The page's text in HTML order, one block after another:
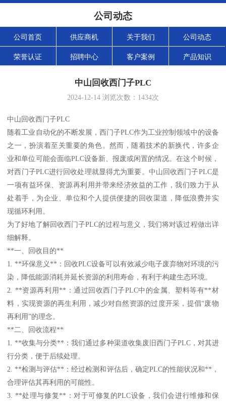
公司动态
公司首页 供应商机 关于我们 公司动态
荣誉认证 招聘中心 客户案例 产品知识
中山回收西门子PLC
2024-12-14 浏览次数： 1434次
中山回收西门子PLC
随着工业自动化的不断发展，西门子PLC作为工业控制领域中的设备
之一，扮演着至关重要的角色。然而，随着技术的新换代，许多企
业和单位可能会面临PLC设备新、报废或闲置的情况。在这个时候，
对西门子PLC进行回收处理就显得尤为重要。中山回收西门子PLC是
一项有益环保、资源再利用并带来经济效益的工作，我们致力于从
处着手，为企业、单位和个人提供便捷的回收渠道，降低浪费并实
现循环利用。
为了好地了解回收西门子PLC的过程与意义，我们将对该过程做出详
细解释。
**一、回收目的**
1. **环保意义**：回收PLC设备可以有效减少电子废弃物对环境的污
染，降低能源消耗并延长资源的利用寿命，有利于构建生态环境。
2. **资源再利用**：通过回收西门子PLC中的金属、塑料等有**材
料，实现资源的再生利用，减少对自然资源的过度开采，提倡“废物
再利用”的理念。
**二、回收流程**
1. **收集与分类**：我们通过多种渠道收集废旧西门子PLC，对其进
行分类，便于后续处理。
2. **检测与评估**：经过检测和评估后，确定PLC的性能状况和**，
合理评估其再利用的可能性。
3. **处理与修复**：对于可修复的PLC设备，我们会进行维修和保